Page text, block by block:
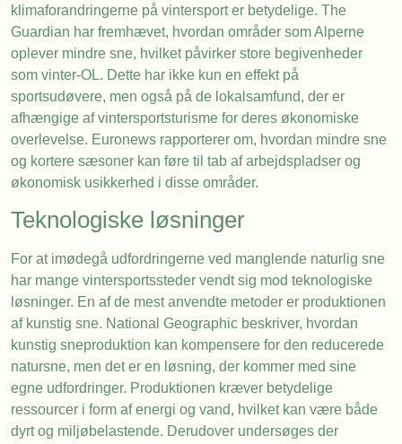
klimaforandringerne på vintersport er betydelige. The
Guardian har fremhævet, hvordan områder som Alperne
oplever mindre sne, hvilket påvirker store begivenheder
som vinter-OL. Dette har ikke kun en effekt på
sportsudøvere, men også på de lokalsamfund, der er
afhængige af vintersportsturisme for deres økonomiske
overlevelse. Euronews rapporterer om, hvordan mindre sne
og kortere sæsoner kan føre til tab af arbejdspladser og
økonomisk usikkerhed i disse områder.
Teknologiske løsninger
For at imødegå udfordringerne ved manglende naturlig sne
har mange vintersportssteder vendt sig mod teknologiske
løsninger. En af de mest anvendte metoder er produktionen
af kunstig sne. National Geographic beskriver, hvordan
kunstig sneproduktion kan kompensere for den reducerede
natursne, men det er en løsning, der kommer med sine
egne udfordringer. Produktionen kræver betydelige
ressourcer i form af energi og vand, hvilket kan være både
dyrt og miljøbelastende. Derudover undersøges der